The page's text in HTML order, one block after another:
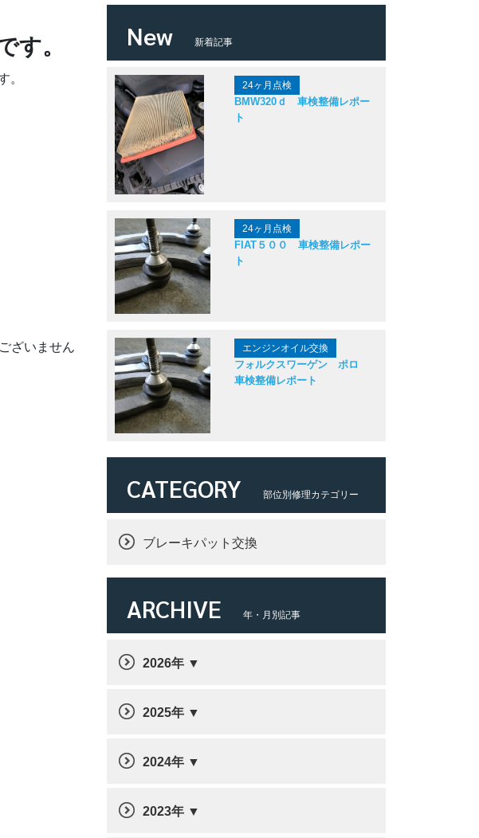
す。
。
ざいません
New 新着記事
24ヶ月点検
BMW320ｄ 車検整備レポー
ト
24ヶ月点検
FIAT５００ 車検整備レポー
ト
エンジンオイル交換
フォルクスワーゲン ポロ
車検整備レポート
CATEGORY 部位別修理カテゴリー
ブレーキパット交換
ARCHIVE 年・月別記事
2026年
2025年
2024年
2023年